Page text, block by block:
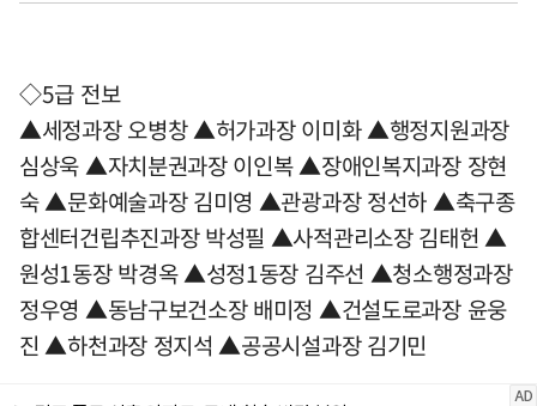
◇5급 전보
▲세정과장 오병창 ▲허가과장 이미화 ▲행정지원과장
심상욱 ▲자치분권과장 이인복 ▲장애인복지과장 장현
숙 ▲문화예술과장 김미영 ▲관광과장 정선하 ▲축구종
합센터건립추진과장 박성필 ▲사적관리소장 김태헌 ▲
원성1동장 박경옥 ▲성정1동장 김주선 ▲청소행정과장
정우영 ▲동남구보건소장 배미정 ▲건설도로과장 윤웅
진 ▲하천과장 정지석 ▲공공시설과장 김기민